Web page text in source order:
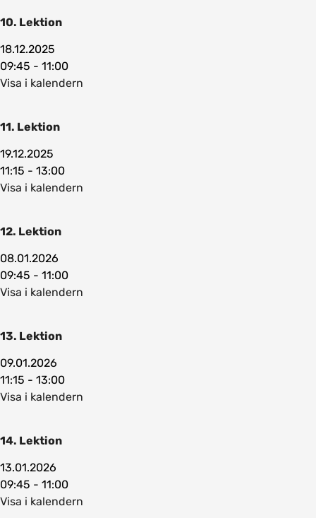
10. Lektion
18.12.2025
09:45 - 11:00
Visa i kalendern
11. Lektion
19.12.2025
11:15 - 13:00
Visa i kalendern
12. Lektion
08.01.2026
09:45 - 11:00
Visa i kalendern
13. Lektion
09.01.2026
11:15 - 13:00
Visa i kalendern
14. Lektion
13.01.2026
09:45 - 11:00
Visa i kalendern